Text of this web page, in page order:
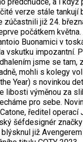
verze stále tankují
zúčastnili již 24.
počátkem
Buonamici v
vskutku impozantní.
jsme se tam,
mohli s kolegy
Year) s novinkou
libosti výměnou za
pro sebe.
ředitel operací
šéfdesignér
již